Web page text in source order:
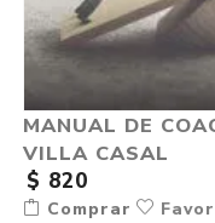
MANUAL DE
VILLA CASAL
$ 820
Comprar